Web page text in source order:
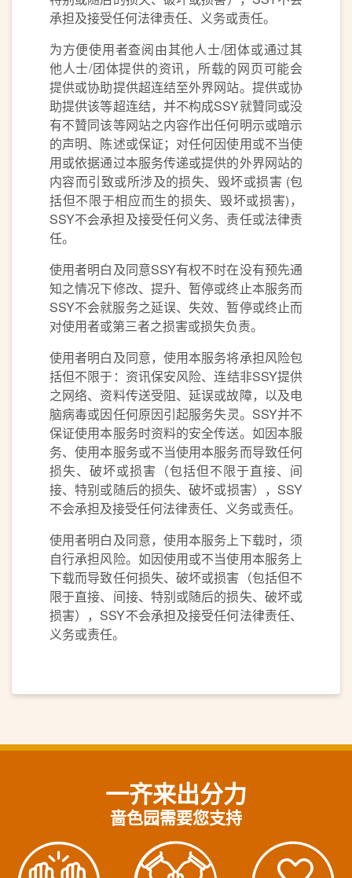
承担及接受任何法律责任、义务或责任。
为方便使用者查阅由其他人士/团体或通过其
他人士/团体提供的资讯，所载的网页可能会
提供或协助提供超连结至外界网站。提供或协
助提供该等超连结，并不构成SSY就贊同或没
有不贊同该等网站之内容作出任何明示或暗示
的声明、陈述或保证；对任何因使用或不当使
用或依据通过本服务传递或提供的外界网站的
内容而引致或所涉及的损失、毁坏或损害 (包
括但不限于相应而生的损失、毁坏或损害)，
SSY不会承担及接受任何义务、责任或法律责
任。
使用者明白及同意SSY有权不时在没有预先通
知之情况下修改、提升、暂停或终止本服务而
SSY不会就服务之延误、失效、暂停或终止而
对使用者或第三者之损害或损失负责。
使用者明白及同意，使用本服务将承担风险包
括但不限于：资讯保安风险、连结非SSY提供
之网络、资料传送受阻、延误或故障，以及电
脑病毒或因任何原因引起服务失灵。SSY并不
保证使用本服务时资料的安全传送。如因本服
务、使用本服务或不当使用本服务而导致任何
损失、破坏或损害（包括但不限于直接、间
接、特别或随后的损失、破坏或损害），SSY
不会承担及接受任何法律责任、义务或责任。
使用者明白及同意，使用本服务上下载时，须
自行承担风险。如因使用或不当使用本服务上
下载而导致任何损失、破坏或损害（包括但不
限于直接、间接、特别或随后的损失、破坏或
损害），SSY不会承担及接受任何法律责任、
义务或责任。
一齐来出分力
啬色园需要您支持